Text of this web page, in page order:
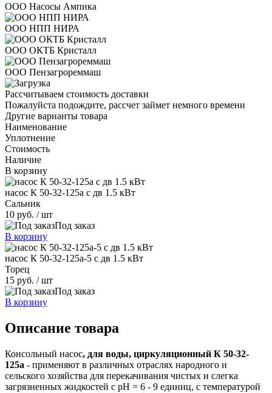
ООО Насосы Ампика
ООО НПП НИРА
ООО ОКТБ Кристалл
ООО Пензагрореммаш
Рассчитываем стоимость доставки
Пожалуйста подождите, рассчет займет немного времени
Другие варианты товара
Наименование
Уплотнение
Стоимость
Наличие
В корзину
насос К 50-32-125а с дв 1.5 кВт
Сальник
10 руб. / шт
Под заказ
В корзину
насос К 50-32-125а-5 с дв 1.5 кВт
Торец
15 руб. / шт
Под заказ
В корзину
Описание товара
Консольный насос, для воды, циркуляционный К 50-32-
125а - применяют в различных отраслях народного и
сельского хозяйства для перекачивания чистых и слегка
загрязненных жидкостей с рН = 6 - 9 единиц, с температурой